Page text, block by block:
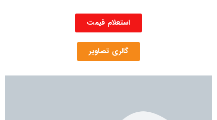
استعلام قیمت
گالری تصاویر